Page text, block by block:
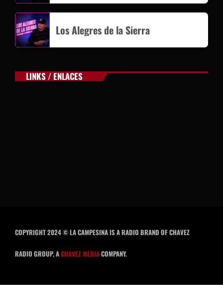
Los Alegres de la Sierra
LINKS / ENLACES
COPYRIGHT 2024 © LA CAMPESINA IS A RADIO BRAND OF CHAVEZ
RADIO GROUP, ACHAVEZ MEDIACOMPANY.